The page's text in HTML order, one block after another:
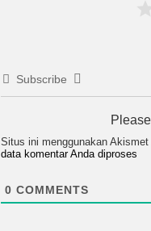
Subscribe
Situs ini menggunakan
data komentar Anda diproses
0 COMMENTS